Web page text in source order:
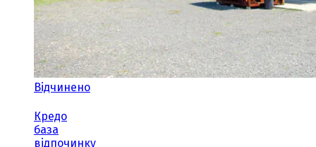
Відчинено
Кредо
база
відпочинку